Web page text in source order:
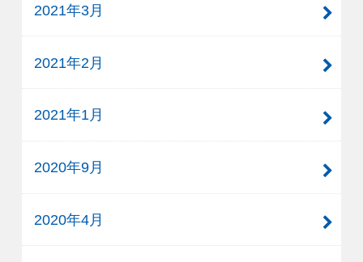
2021年3月
2021年2月
2021年1月
2020年9月
2020年4月